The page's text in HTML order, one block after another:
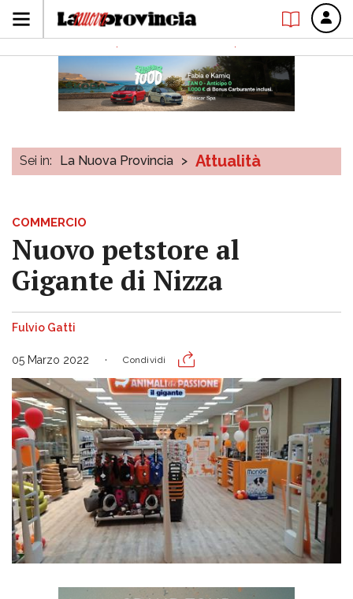
Sei in: La Nuova Provincia > Attualità
COMMERCIO
Nuovo petstore al
Gigante di Nizza
Fulvio Gatti
05 Marzo 2022 Condividi